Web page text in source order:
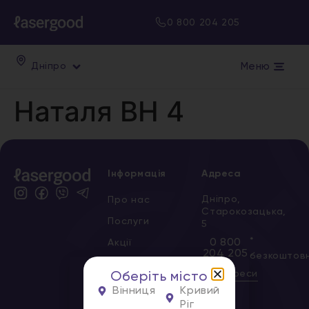
0 800 204 205
Дніпро Меню
Наталя ВН 4
Інформація
Про нас
Послуги
Акції
Новини
Адреса
Дніпро,
Старокозацька,
5
0 800
204 205
*
Всі адреси
Оберіть місто
Вінниця
Кривий
Ріг